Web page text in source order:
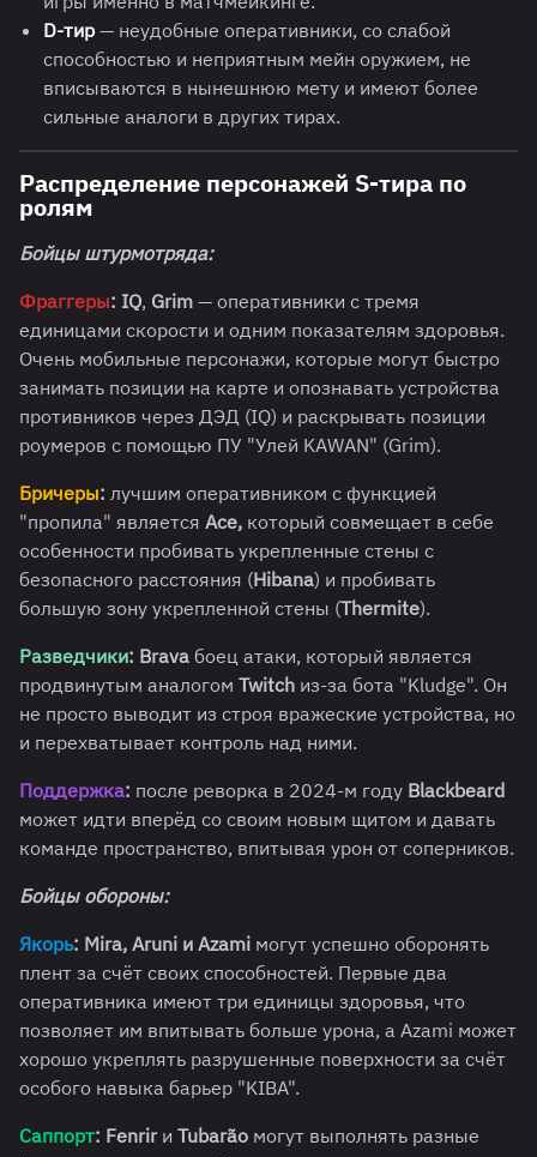
D-тир — неудобные оперативники, со слабой
способностью и неприятным мейн оружием, не
вписываются в нынешнюю мету и имеют более
сильные аналоги в других тирах.
Распределение персонажей S-тира по
ролям
Бойцы штурмотряда:
Фраггеры: IQ, Grim — оперативники с тремя
единицами скорости и одним показателям здоровья.
Очень мобильные персонажи, которые могут быстро
занимать позиции на карте и опознавать устройства
противников через ДЭД (IQ) и раскрывать позиции
роумеров с помощью ПУ "Улей KAWAN" (Grim).
Бричеры: лучшим оперативником с функцией
"пропила" является Ace, который совмещает в себе
особенности пробивать укрепленные стены с
безопасного расстояния (Hibana) и пробивать
большую зону укрепленной стены (Thermite).
Разведчики: Brava боец атаки, который является
продвинутым аналогом Twitch из-за бота "Kludge". Он
не просто выводит из строя вражеские устройства, но
и перехватывает контроль над ними.
Поддержка: после реворка в 2024-м году Blackbeard
может идти вперёд со своим новым щитом и давать
команде пространство, впитывая урон от соперников.
Бойцы обороны:
Якорь: Mira, Aruni и Azami могут успешно оборонять
плент за счёт своих способностей. Первые два
оперативника имеют три единицы здоровья, что
позволяет им впитывать больше урона, а Azami может
хорошо укреплять разрушенные поверхности за счёт
особого навыка барьер "KIBA".
Саппорт: Fenrirи Tubarão могут выполнять разные